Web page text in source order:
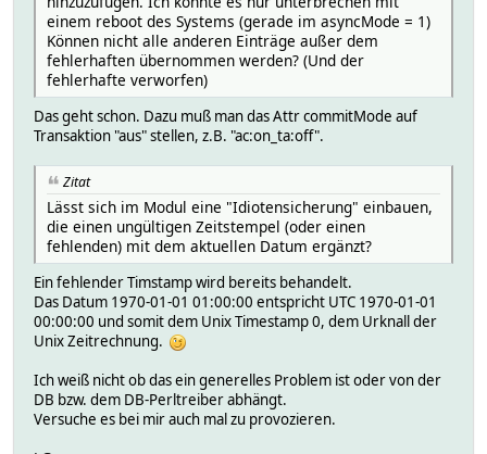
einem reboot des Systems (gerade im asyncMode = 1)
Können nicht alle anderen Einträge außer dem
fehlerhaften übernommen werden? (Und der
fehlerhafte verworfen)
Das geht schon. Dazu muß man das Attr commitMode auf
Transaktion "aus" stellen, z.B. "ac:on_ta:off".
Zitat
Lässt sich im Modul eine "Idiotensicherung" einbauen,
die einen ungültigen Zeitstempel (oder einen
fehlenden) mit dem aktuellen Datum ergänzt?
Ein fehlender Timstamp wird bereits behandelt.
Das Datum 1970-01-01 01:00:00 entspricht UTC 1970-01-01
00:00:00 und somit dem Unix Timestamp 0, dem Urknall der
Unix Zeitrechnung.
Ich weiß nicht ob das ein generelles Problem ist oder von der
DB bzw. dem DB-Perltreiber abhängt.
Versuche es bei mir auch mal zu provozieren.